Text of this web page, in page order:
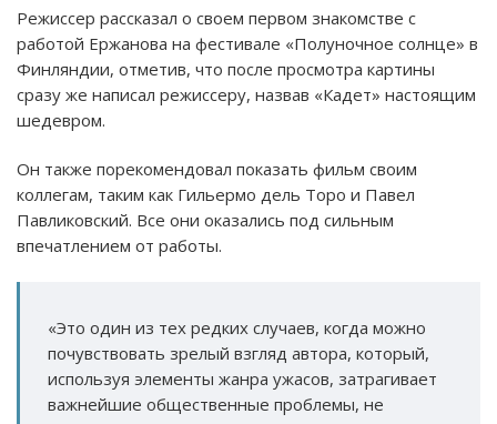
Режиссер рассказал о своем первом знакомстве с
работой Ержанова на фестивале «Полуночное солнце» в
Финляндии, отметив, что после просмотра картины
сразу же написал режиссеру, назвав «Кадет» настоящим
шедевром.
Он также порекомендовал показать фильм своим
коллегам, таким как Гильермо дель Торо и Павел
Павликовский. Все они оказались под сильным
впечатлением от работы.
«Это один из тех редких случаев, когда можно
почувствовать зрелый взгляд автора, который,
используя элементы жанра ужасов, затрагивает
важнейшие общественные проблемы, не